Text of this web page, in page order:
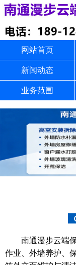
网站首页
新闻动态
业务范围
南通漫步云端保
作业、外墙养护、